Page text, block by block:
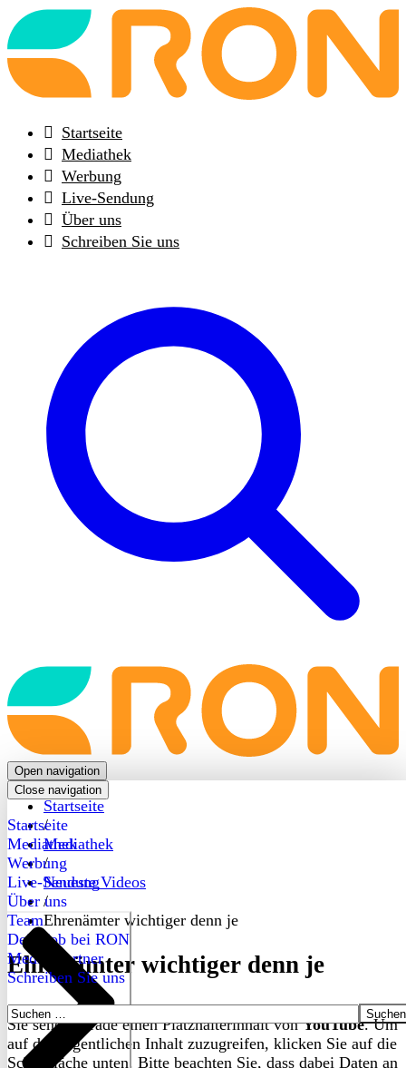
Back
to
frontpage
Startseite
Mediathek
Werbung
Live-Sendung
Über uns
Schreiben Sie uns
Back
to
frontpage
Open navigation
Close navigation
Startseite
Mediathek
Werbung
Live-Sendung
Über uns
Team
Dein Job bei RON
Medienpartner
Schreiben Sie uns
Suchen
nach:
Startseite
/
Mediathek
/
Neueste Videos
/
Ehrenämter wichtiger denn je
Ehrenämter wichtiger denn je
Sie sehen gerade einen Platzhalterinhalt vonYouTube. Um
auf den eigentlichen Inhalt zuzugreifen, klicken Sie auf die
Schaltfläche unten. Bitte beachten Sie, dass dabei Daten an